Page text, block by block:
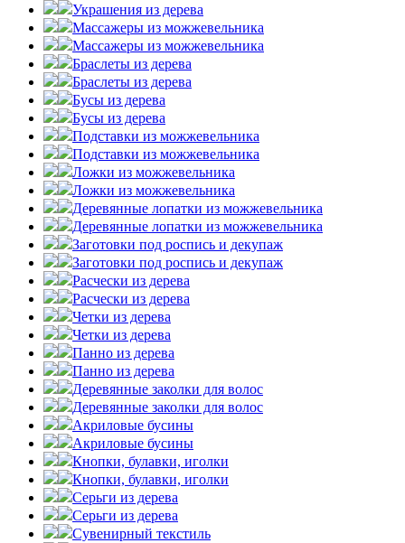
Украшения из дерева
Массажеры из можжевельника
Массажеры из можжевельника
Браслеты из дерева
Браслеты из дерева
Бусы из дерева
Бусы из дерева
Подставки из можжевельника
Подставки из можжевельника
Ложки из можжевельника
Ложки из можжевельника
Деревянные лопатки из можжевельника
Деревянные лопатки из можжевельника
Заготовки под роспись и декупаж
Заготовки под роспись и декупаж
Расчески из дерева
Расчески из дерева
Четки из дерева
Четки из дерева
Панно из дерева
Панно из дерева
Деревянные заколки для волос
Деревянные заколки для волос
Акриловые бусины
Акриловые бусины
Кнопки, булавки, иголки
Кнопки, булавки, иголки
Серьги из дерева
Серьги из дерева
Сувенирный текстиль